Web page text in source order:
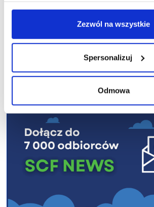
Zezwól na wszystkie
Spersonalizuj
Odmowa
R E K L A M A